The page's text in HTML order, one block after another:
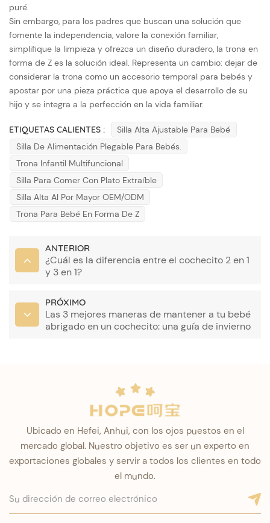
puré.
Sin embargo, para los padres que buscan una solución que
fomente la independencia, valore la conexión familiar,
simplifique la limpieza y ofrezca un diseño duradero, la trona en
forma de Z es la solución ideal. Representa un cambio: dejar de
considerar la trona como un accesorio temporal para bebés y
apostar por una pieza práctica que apoya el desarrollo de su
hijo y se integra a la perfección en la vida familiar.
ETIQUETAS CALIENTES :
Silla Alta Ajustable Para Bebé
Silla De Alimentación Plegable Para Bebés.
Trona Infantil Multifuncional
Silla Para Comer Con Plato Extraíble
Silla Alta Al Por Mayor OEM/ODM
Trona Para Bebé En Forma De Z
ANTERIOR
¿Cuál es la diferencia entre el cochecito 2 en 1
y 3 en 1?
PRÓXIMO
Las 3 mejores maneras de mantener a tu bebé
abrigado en un cochecito: una guía de invierno
Ubicado en Hefei, Anhui, con los ojos puestos en el
mercado global. Nuestro objetivo es ser un experto en
exportaciones globales y servir a todos los clientes en todo
el mundo.